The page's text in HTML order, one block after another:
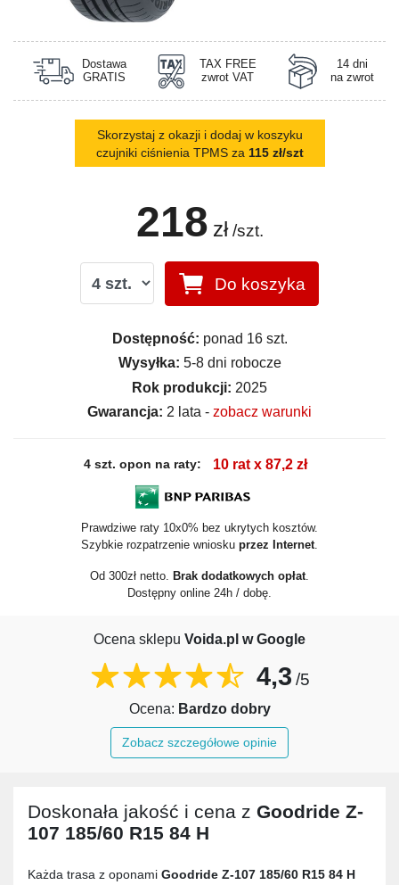
Dostawa
GRATIS
TAX FREE
zwrot VAT
14 dni
na zwrot
Skorzystaj z okazji i dodaj w koszyku
czujniki ciśnienia TPMS za 115 zł/szt
218 zł /szt.
Do koszyka
Dostępność: ponad 16 szt.
Wysyłka: 5-8 dni robocze
Rok produkcji: 2025
Gwarancja: 2 lata - zobacz warunki
4 szt. opon na raty: 10 rat x 87,2 zł
Prawdziwe raty 10x0% bez ukrytych kosztów.
Szybkie rozpatrzenie wniosku przez Internet
Od 300zł netto. Brak dodatkowych opłat
Dostępny online 24h / dobę.
Ocena sklepu Voida.pl w Google
4,3 /5
Ocena: Bardzo dobry
Zobacz szczegółowe opinie
Doskonała jakość i cena z Goodride Z-
107 185/60 R15 84 H
Każda trasa z oponami Goodride Z-107 185/60 R15 84 H